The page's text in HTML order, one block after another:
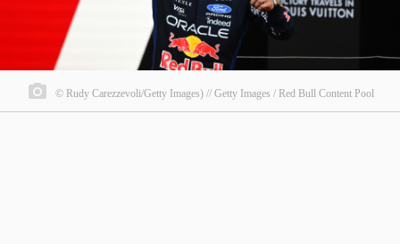
© Rudy Carezzevoli/Getty Images) // Getty Images / Red Bull Content Pool